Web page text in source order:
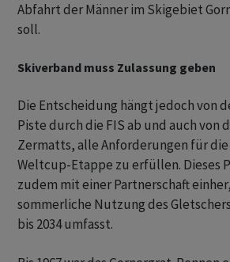
Abfahrt der Männer im Skigebiet
soll.
Skiverband muss Zulassung geben
Die Entscheidung hängt jedoch von
Piste durch die FIS ab und auch von
Zermatts, alle Anforderungen für
Weltcup-Etappe zu erfüllen. Dieses
zudem mit einer Partnerschaft
sommerliche Nutzung des
bis 2034 umfasst.